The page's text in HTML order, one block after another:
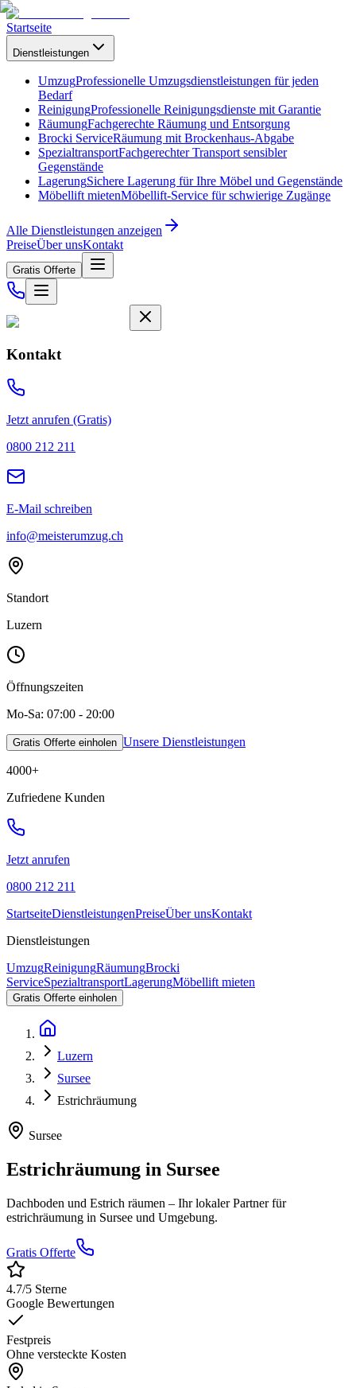
Startseite
Dienstleistungen
UmzugProfessionelle Umzugsdienstleistungen für jeden
Bedarf
ReinigungProfessionelle Reinigungsdienste mit Garantie
RäumungFachgerechte Räumung und Entsorgung
Brocki ServiceRäumung mit Brockenhaus-Abgabe
SpezialtransportFachgerechter Transport sensibler
Gegenstände
LagerungSichere Lagerung für Ihre Möbel und Gegenstände
Möbellift mietenMöbellift-Service für schwierige Zugänge
Alle Dienstleistungen anzeigen
PreiseÜber unsKontakt
Gratis Offerte
Kontakt
Jetzt anrufen (Gratis)
0800 212 211
E-Mail schreiben
info@meisterumzug.ch
Standort
Luzern
Öffnungszeiten
Mo-Sa: 07:00 - 20:00
Gratis Offerte einholen Unsere Dienstleistungen
4000+
Zufriedene Kunden
Jetzt anrufen
0800 212 211
StartseiteDienstleistungenPreiseÜber unsKontakt
Dienstleistungen
UmzugReinigungRäumungBrocki
ServiceSpezialtransportLagerungMöbellift mieten
Gratis Offerte einholen
Luzern
Sursee
Estrichräumung
Sursee
Estrichräumung in Sursee
Dachboden und Estrich räumen – Ihr lokaler Partner für
estrichräumung in Sursee und Umgebung.
Gratis Offerte
4.7/5 Sterne
Google Bewertungen
Festpreis
Ohne versteckte Kosten